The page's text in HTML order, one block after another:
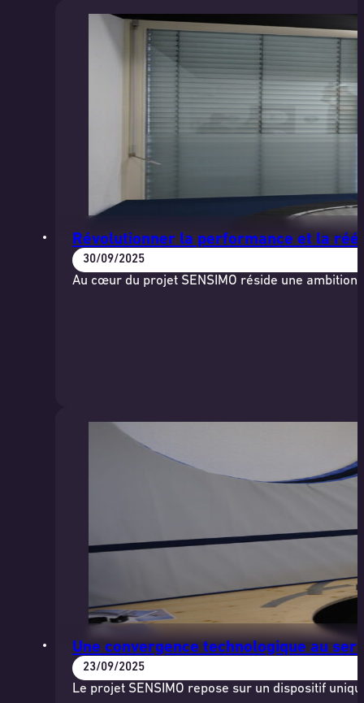
Révolutionner la performance et la
30/09/2025
Au cœur du projet SENSIMO réside une
Une convergence technologique au
23/09/2025
Le projet SENSIMO repose sur un dispositif